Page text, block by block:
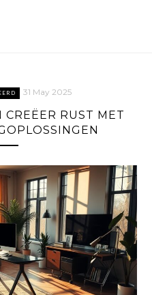
31 May 2025
RUST MET